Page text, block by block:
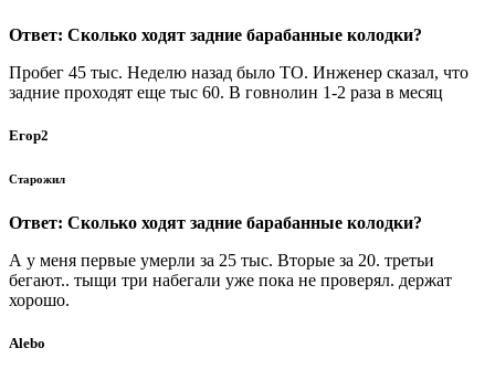
Ответ: Сколько ходят задние барабанные колодки?
Пробег 45 тыс. Неделю назад было ТО. Инженер сказал, что
задние проходят еще тыс 60. В говнолин 1-2 раза в месяц
Егор2
Старожил
Ответ: Сколько ходят задние барабанные колодки?
А у меня первые умерли за 25 тыс. Вторые за 20. третьи
бегают.. тыщи три набегали уже пока не проверял. держат
хорошо.
Alebo